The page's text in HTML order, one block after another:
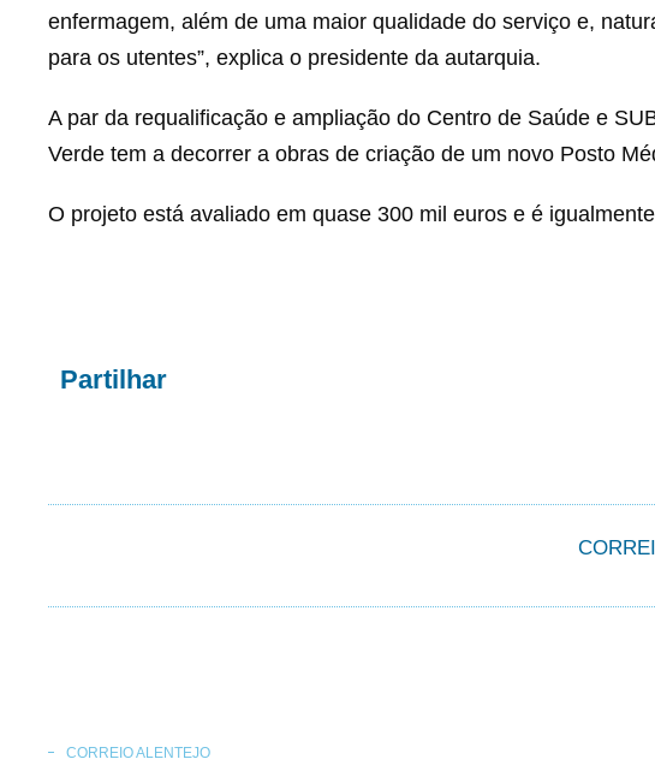
enfermagem, além de uma maior qualidade do serviço e,
para os utentes”, explica o presidente da autarquia.
A par da requalificação e ampliação do Centro de Saúde e
Verde tem a decorrer a obras de criação de um novo Posto
O projeto está avaliado em quase 300 mil euros e é
Partilhar
CORREIO ALENTEJO